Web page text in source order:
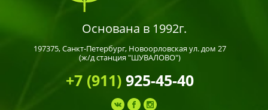
Основана в 1992г.
197375,Санкт-Петербург, Новоорловская ул. дом 27
(ж/д станция "ШУВАЛОВО")
+7 (911)925-45-40